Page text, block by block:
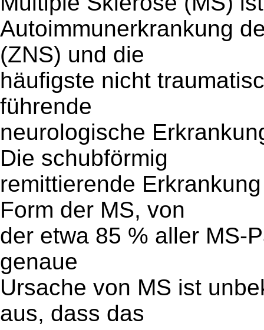
Autoimmunerkrankung
(ZNS) und die
häufigste nicht
führende
neurologische
Die schubförmig
remittierende
Form der MS, von
der etwa 85 % aller MS-
genaue
Ursache von MS ist
aus, dass das